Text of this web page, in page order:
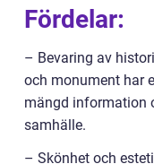
Fördelar:
– Bevaring av
och monument har
mängd information
samhälle.
– Skönhet och